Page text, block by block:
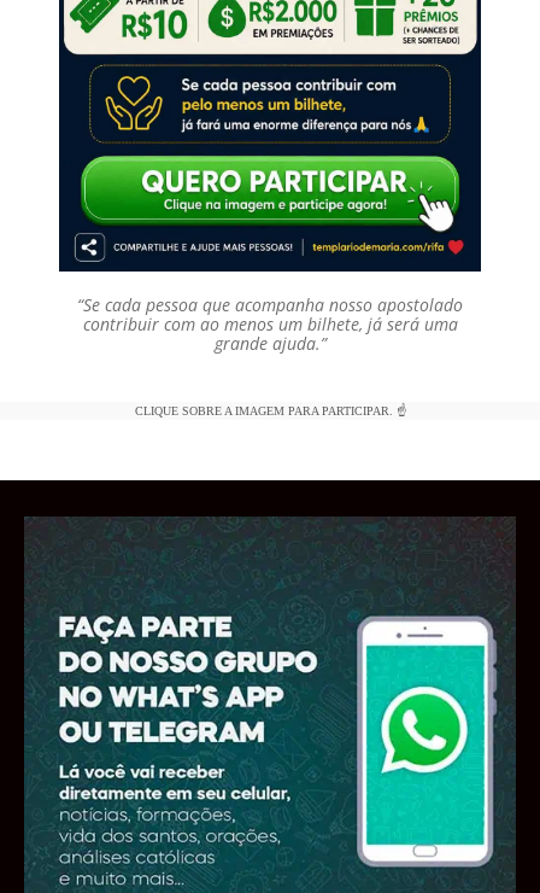
“Se cada pessoa que acompanha nosso apostolado
contribuir com ao menos um bilhete, já será uma
grande ajuda.”
CLIQUE SOBRE A IMAGEM PARA PARTICIPAR. ☝️